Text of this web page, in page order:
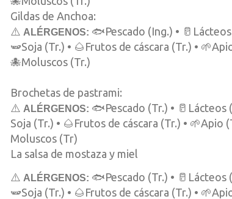
Gildas de Anchoa:
⚠️ ALÉRGENOS: 🐟Pescado (Ing.) •
🫛Soja (Tr.) • 🌰Frutos de cáscara (Tr.) •
🐙Moluscos (Tr.)
Brochetas de pastrami:
⚠️ ALÉRGENOS: 🐟Pescado (Tr.) • 🥛Lácteos
Soja (Tr.) • 🌰Frutos de cáscara (Tr.) • 🌱Apio
Moluscos (Tr)
La salsa de mostaza y miel
⚠️ ALÉRGENOS: 🐟Pescado (Tr.) • 🥛Lácteos
🫛Soja (Tr.) • 🌰Frutos de cáscara (Tr.) •